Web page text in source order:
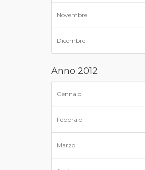
Novembre
Dicembre
Anno 2012
Gennaio
Febbraio
Marzo